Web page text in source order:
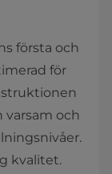
första och
för
varsam och
kvalitet.